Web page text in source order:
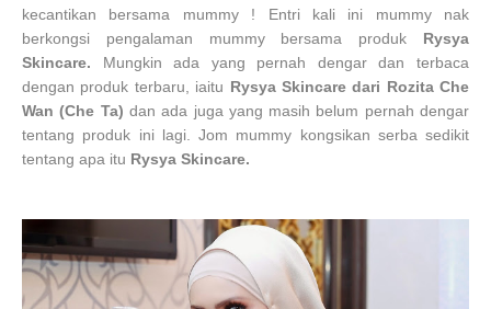
kecantikan bersama mummy ! Entri kali ini mummy nak
berkongsi pengalaman mummy bersama produk Rysya
Skincare. Mungkin ada yang pernah dengar dan terbaca
dengan produk terbaru, iaitu Rysya Skincare dari Rozita Che
Wan (Che Ta) dan ada juga yang masih belum pernah dengar
tentang produk ini lagi. Jom mummy kongsikan serba sedikit
tentang apa itu Rysya Skincare.